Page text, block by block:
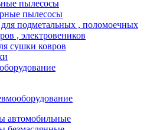
пылесосы
пылесосы
подметальных , поломоечных
, электровеников
сушки ковров
автомобильные